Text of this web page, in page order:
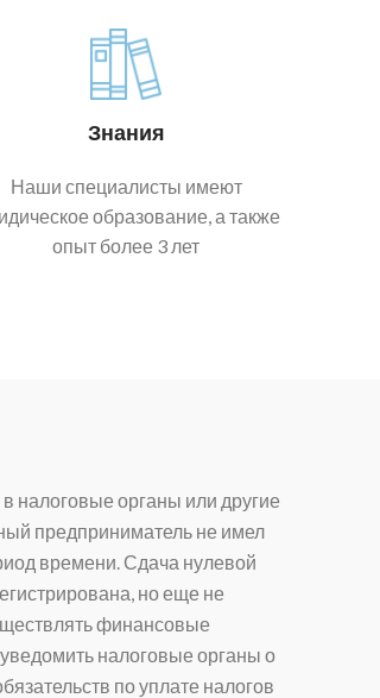
Знания
Наши специалисты имеют
образование, а также
опыт более 3 лет
налоговые органы или другие
предприниматель не имел
времени. Сдача нулевой
но еще не
финансовые
налоговые органы о
по уплате налогов